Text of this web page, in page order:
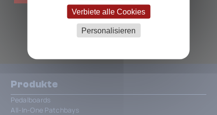
Verbiete alle Cookies
Personalisieren
ALLE LICHTLAERM AUDIO PEDALS
Produkte
Pedalboards
All-In-One Patchbays